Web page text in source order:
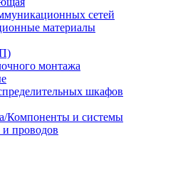
сетей
материалы
монтажа
шкафов
Компоненты и системы
проводов